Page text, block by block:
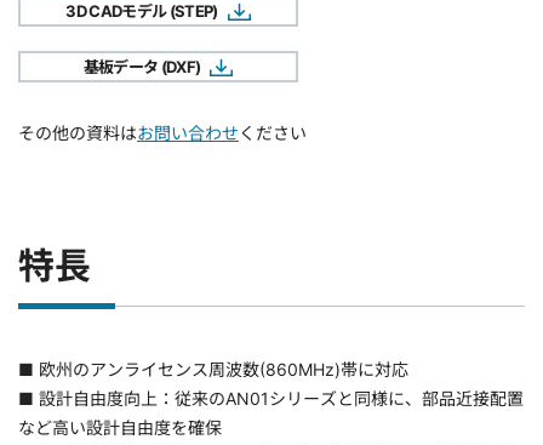
3D CADモデル (STEP)
基板データ (DXF)
その他の資料はお問い合わせ ください
特長
■ 欧州のアンライセンス周波数(860MHz)帯に対応
■ 設計自由度向上：従来のAN01シリーズと同様に、部品近接配置
など高い設計自由度を確保